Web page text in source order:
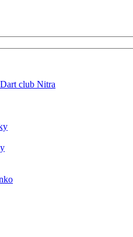
club Nitra